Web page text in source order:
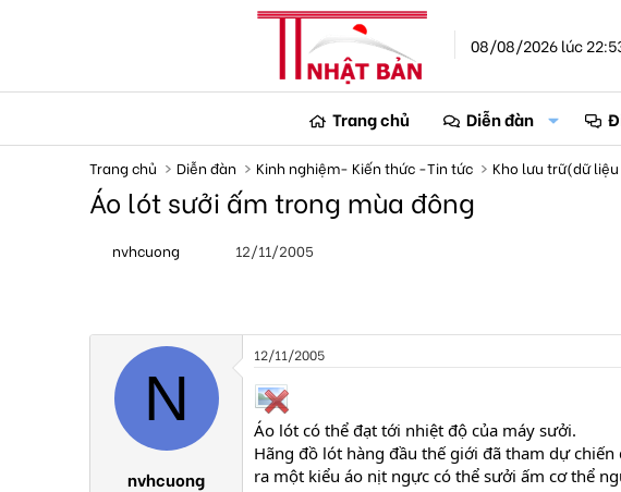
08/08/2026 lúc
Trang chủ Diễn đàn
Trang chủ Diễn đàn Kinh nghiệm- Kiến thức -Tin tức Kho lưu trữ(dữ
Áo lót sưởi ấm trong mùa đông
h
d
nvhcuong
ử
12/11/2005
N
nvhcuong
12/11/2005
Áo lót có thể đạt tới nhiệt độ của máy sưởi.
Hãng đồ lót hàng đầu thế giới đã tham dự
ra một kiểu áo nịt ngực có thể sưởi ấm cơ thể